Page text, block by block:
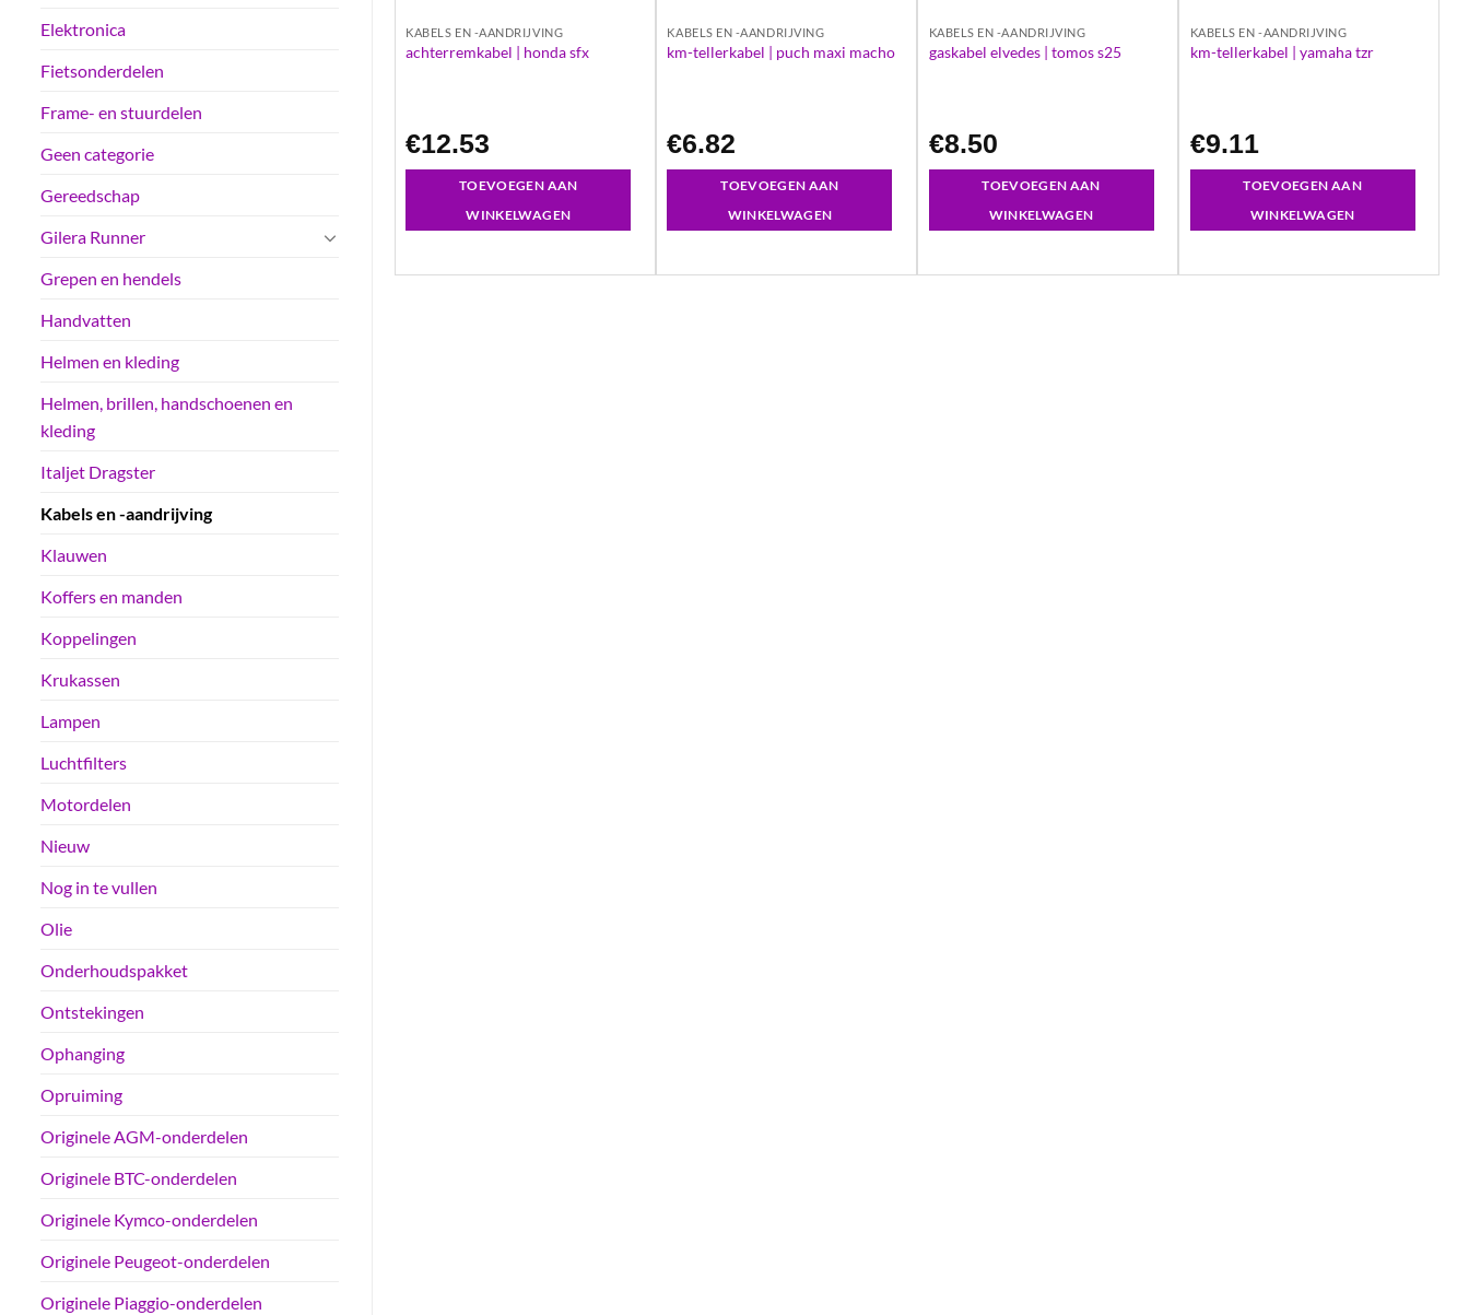
Elektronica
Fietsonderdelen
Frame- en stuurdelen
Geen categorie
Gereedschap
Gilera Runner
Grepen en hendels
Handvatten
Helmen en kleding
Helmen, brillen, handschoenen en
kleding
Italjet Dragster
Kabels en -aandrijving
Klauwen
Koffers en manden
Koppelingen
Krukassen
Lampen
Luchtfilters
Motordelen
Nieuw
Nog in te vullen
Olie
Onderhoudspakket
Ontstekingen
Ophanging
Opruiming
Originele AGM-onderdelen
Originele BTC-onderdelen
Originele Kymco-onderdelen
Originele Peugeot-onderdelen
Originele Piaggio-onderdelen
KABELS EN -AANDRIJVING
achterremkabel | honda sfx
€12.53
TOEVOEGEN AAN
WINKELWAGEN
KABELS EN -AANDRIJVING
km-tellerkabel | puch maxi macho
€6.82
TOEVOEGEN AAN
WINKELWAGEN
KABELS EN -AANDRIJVING
gaskabel elvedes | tomos s25
€8.50
TOEVOEGEN AAN
WINKELWAGEN
KABELS EN -AANDRIJVING
km-tellerkabel | yamaha tzr
€9.11
TOEVOEGEN AAN
WINKELWAGEN